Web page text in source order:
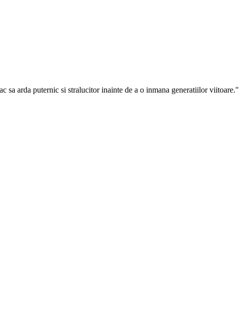
sa arda puternic si stralucitor inainte de a o inmana generatiilor viitoare."